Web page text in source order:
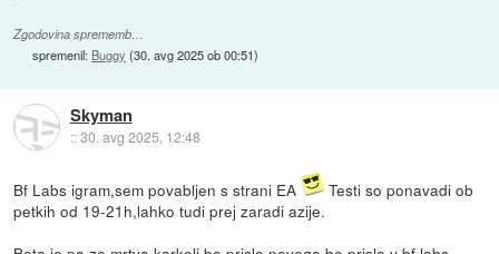
Zgodovina sprememb…
spremenil: Buggy (30. avg 2025 ob 00:51)
Skyman
::30. avg 2025, 12:48
Bf Labs igram,sem povabljen s strani EA
Testi so ponavadi ob
petkih od 19-21h,lahko tudi prej zaradi azije.